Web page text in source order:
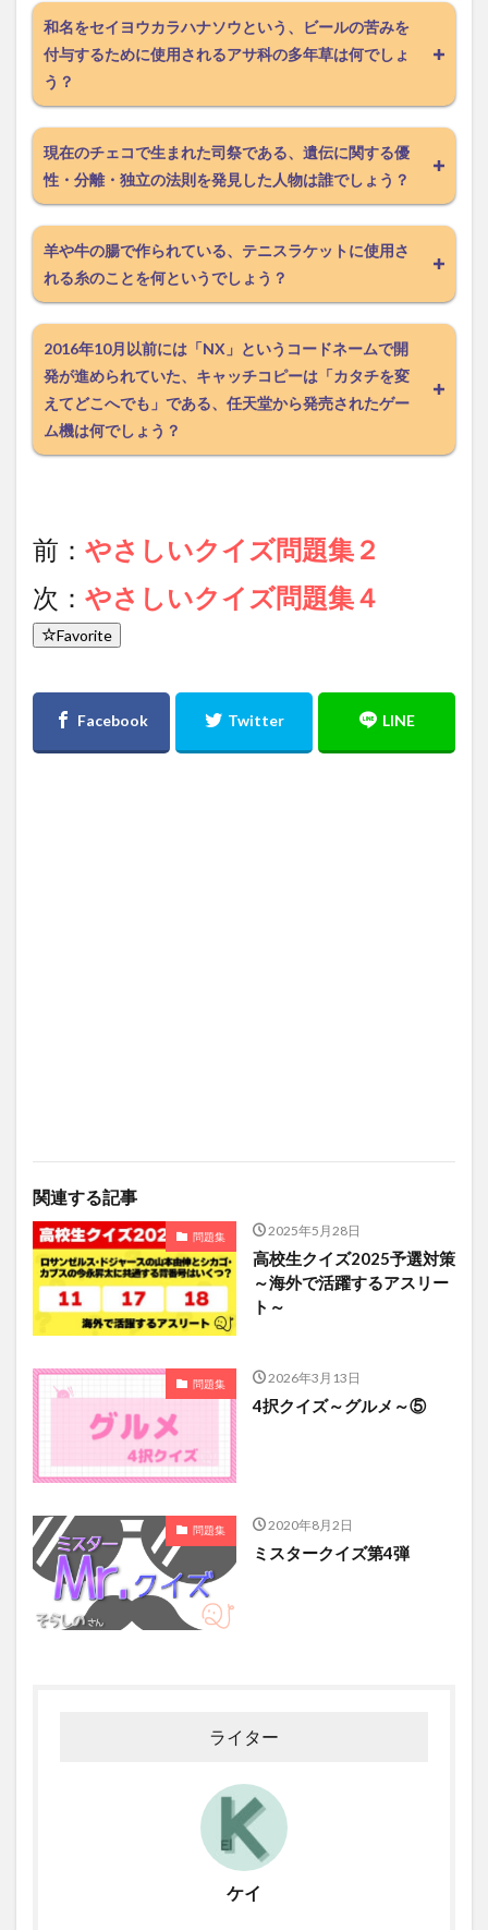
和名をセイヨウカラハナソウという、ビールの苦みを
付与するために使用されるアサ科の多年草は何でしょ
う？
現在のチェコで生まれた司祭である、遺伝に関する優
性・分離・独立の法則を発見した人物は誰でしょう？
羊や牛の腸で作られている、テニスラケットに使用さ
れる糸のことを何というでしょう？
2016年10月以前には「NX」というコードネームで開
発が進められていた、キャッチコピーは「カタチを変
えてどこへでも」である、任天堂から発売されたゲー
ム機は何でしょう？
前： やさしいクイズ問題集２
次： やさしいクイズ問題集４
Favorite
関連する記事
問題集 2025年5月28日
高校生クイズ2025予選対策
～海外で活躍するアスリー
ト～
問題集 2026年3月13日
4択クイズ～グルメ～⑤
問題集 2020年8月2日
ミスタークイズ第4弾
ライター
ケイ